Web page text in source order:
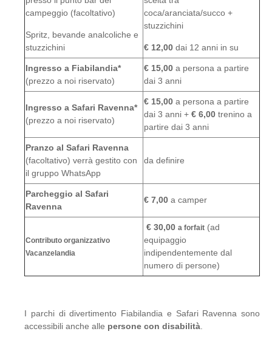
campeggio (facoltativo)
Spritz, bevande analcoliche e
stuzzichini
coca/aranciata/succo +
stuzzichini
€ 12,00 dai 12 anni in su
Ingresso a Fiabilandia*
(prezzo a noi riservato)
€ 15,00 a persona a partire
dai 3 anni
Ingresso a Safari Ravenna*
(prezzo a noi riservato)
€ 15,00 a persona a partire
dai 3 anni + € 6,00 trenino a
partire dai 3 anni
Pranzo al Safari Ravenna
(facoltativo) verrà gestito con
il gruppo WhatsApp
da definire
Parcheggio al Safari
Ravenna
€ 7,00 a camper
Contributo organizzativo
Vacanzelandia
€ 30,00 a forfait (ad
equipaggio
indipendentemente dal
numero di persone)
I parchi di divertimento Fiabilandia e Safari Ravenna sono
accessibili anche alle persone con disabilità.